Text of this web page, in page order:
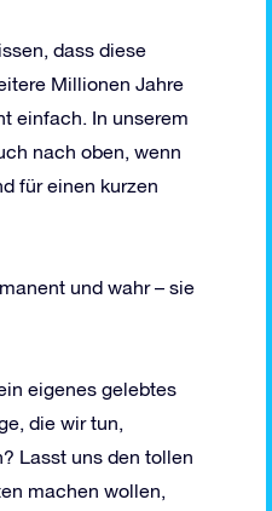
dass diese
Millionen Jahre
einfach. In unserem
nach oben, wenn
für einen kurzen
und wahr – sie
eigenes gelebtes
die wir tun,
Lasst uns den tollen
machen wollen,